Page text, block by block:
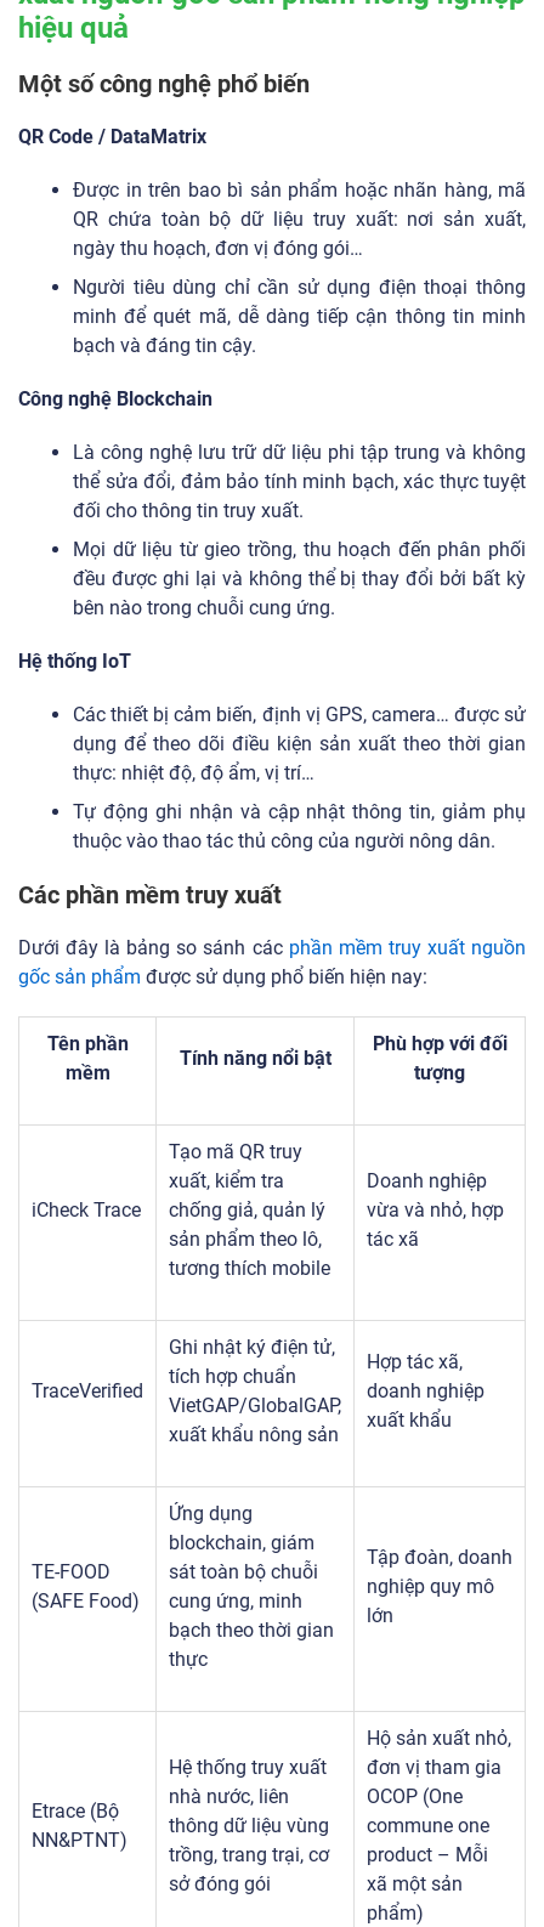
hiệu quả
Một số công nghệ phổ biến
QR Code / DataMatrix
Được in trên bao bì sản phẩm hoặc nhãn hàng, mã
QR chứa toàn bộ dữ liệu truy xuất: nơi sản xuất,
ngày thu hoạch, đơn vị đóng gói…
Người tiêu dùng chỉ cần sử dụng điện thoại thông
minh để quét mã, dễ dàng tiếp cận thông tin minh
bạch và đáng tin cậy.
Công nghệ Blockchain
Là công nghệ lưu trữ dữ liệu phi tập trung và không
thể sửa đổi, đảm bảo tính minh bạch, xác thực tuyệt
đối cho thông tin truy xuất.
Mọi dữ liệu từ gieo trồng, thu hoạch đến phân phối
đều được ghi lại và không thể bị thay đổi bởi bất kỳ
bên nào trong chuỗi cung ứng.
Hệ thống IoT
Các thiết bị cảm biến, định vị GPS, camera… được sử
dụng để theo dõi điều kiện sản xuất theo thời gian
thực: nhiệt độ, độ ẩm, vị trí…
Tự động ghi nhận và cập nhật thông tin, giảm phụ
thuộc vào thao tác thủ công của người nông dân.
Các phần mềm truy xuất
Dưới đây là bảng so sánh các phần mềm truy xuất nguồn
gốc sản phẩm được sử dụng phổ biến hiện nay:
Tên phần
mềm
Tính năng nổi bật
Phù hợp với đối
tượng
iCheck Trace
Tạo mã QR truy
xuất, kiểm tra
chống giả, quản lý
sản phẩm theo lô,
tương thích mobile
Doanh nghiệp
vừa và nhỏ, hợp
tác xã
TraceVerified
Ghi nhật ký điện tử,
tích hợp chuẩn
VietGAP/GlobalGAP,
xuất khẩu nông sản
Hợp tác xã,
doanh nghiệp
xuất khẩu
TE-FOOD
(SAFE Food)
Ứng dụng
blockchain, giám
sát toàn bộ chuỗi
cung ứng, minh
bạch theo thời gian
thực
Tập đoàn, doanh
nghiệp quy mô
lớn
Etrace (Bộ
NN&PTNT)
Hệ thống truy xuất
nhà nước, liên
thông dữ liệu vùng
trồng, trang trại, cơ
sở đóng gói
Hộ sản xuất nhỏ,
đơn vị tham gia
OCOP (One
commune one
product – Mỗi
xã một sản
phẩm)